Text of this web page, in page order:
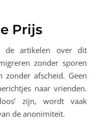
Prijs
de artikelen over dit
zonder sporen
afscheid. Geen
naar vrienden.
zijn, wordt vaak
de anonimiteit.